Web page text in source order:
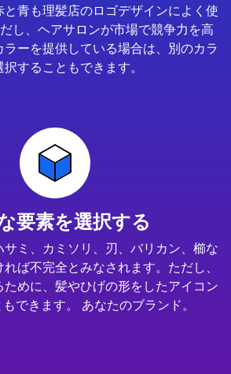
青も理髪店のロゴデザインによく使
し、ヘアサロンが市場で競争力を高
ーを提供している場合は、別のカラ
択することもできます。
要素を選択する
ミ、カミソリ、刃、バリカン、櫛な
ば不完全とみなされます。ただし、
めに、髪やひげの形をしたアイコン
できます。 あなたのブランド。